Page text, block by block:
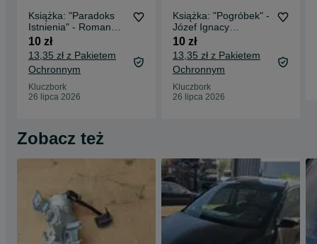
Książka: "Paradoks
Istnienia" - Roman
Bratny
10 zł
13,35 zł z Pakietem
Ochronnym
Kluczbork
26 lipca 2026
Książka: "Pogróbek" -
Józef Ignacy
Kraszewski
10 zł
13,35 zł z Pakietem
Ochronnym
Kluczbork
26 lipca 2026
Zobacz też